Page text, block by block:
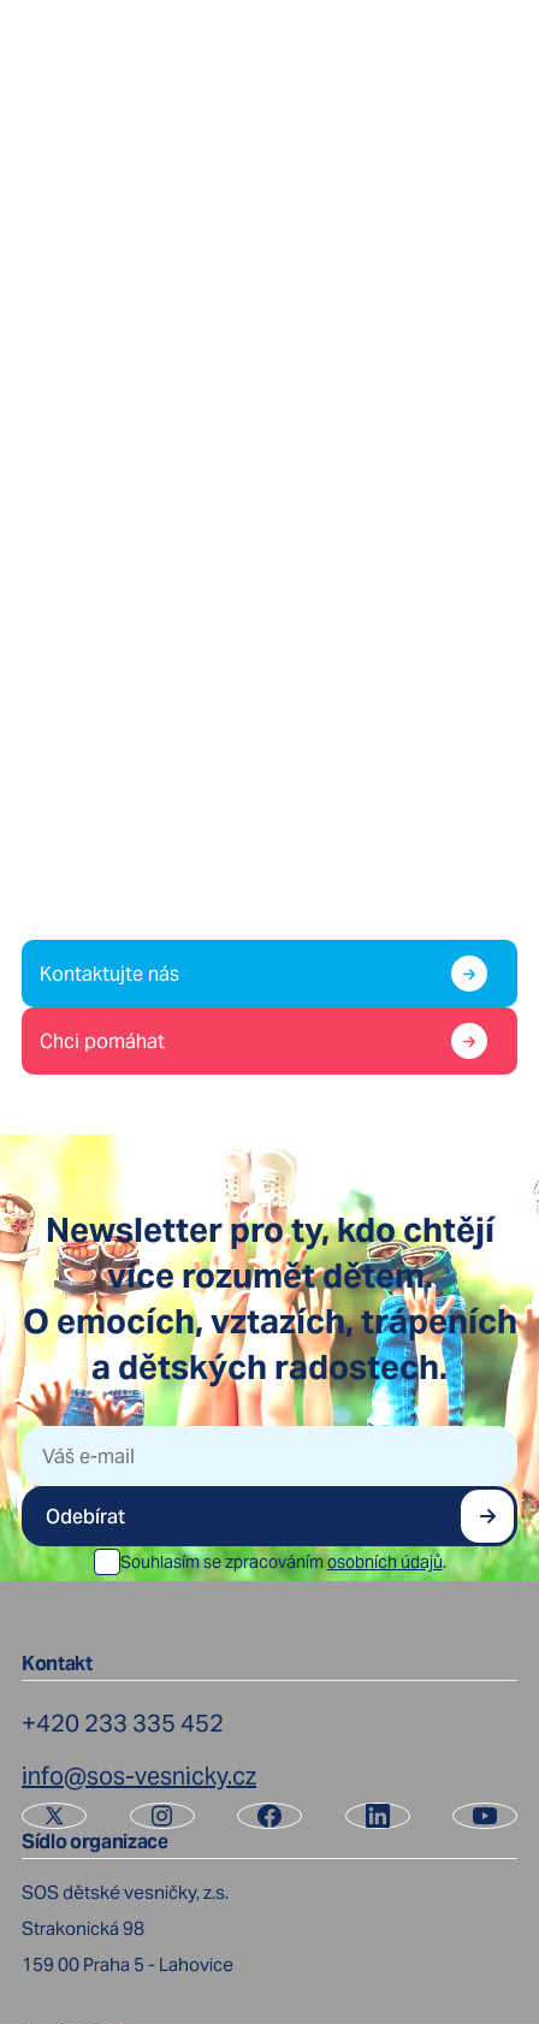
Kontaktujte nás
Chci pomáhat
Newsletter pro ty, kdo chtějí
více rozumět dětem.
O emocích, vztazích, trápeních
a dětských radostech.
Odebírat
Souhlasím se zpracovánímosobních údajů.
Kontakt
+420 233 335 452
info@sos-vesnicky.cz
Sídlo organizace
SOS dětské vesničky, z.s.
Strakonická 98
159 00 Praha 5 - Lahovice